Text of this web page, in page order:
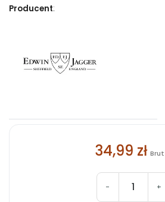
Producent:
34,99 zł
- +